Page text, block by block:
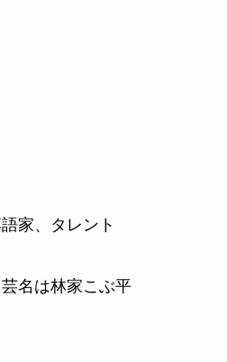
家、タレント
名は林家こぶ平